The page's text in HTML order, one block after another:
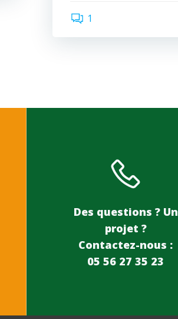
1
Des questions ? Un
projet ?
Contactez-nous :
05 56 27 35 23